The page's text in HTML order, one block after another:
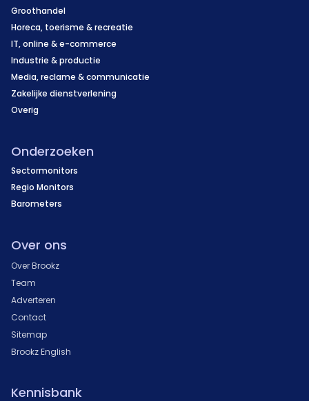
Groothandel
Horeca, toerisme & recreatie
IT, online & e-commerce
Industrie & productie
Media, reclame & communicatie
Zakelijke dienstverlening
Overig
Onderzoeken
Sectormonitors
Regio Monitors
Barometers
Over ons
Over Brookz
Team
Adverteren
Contact
Sitemap
Brookz English
Kennisbank